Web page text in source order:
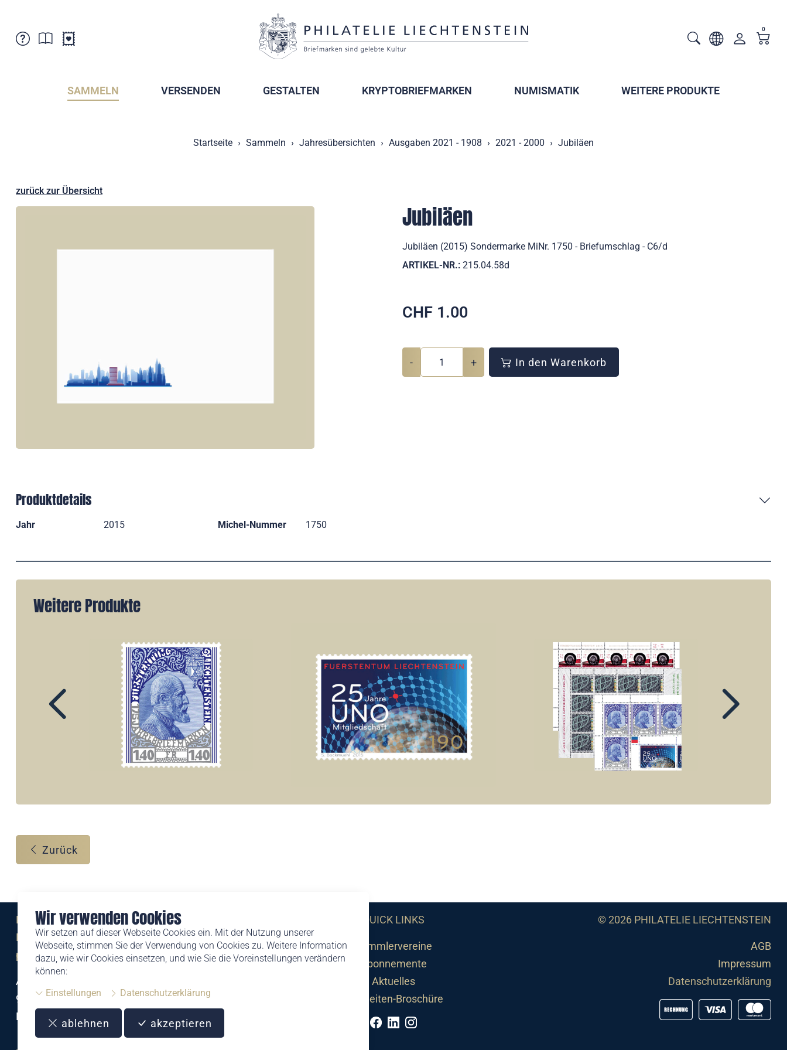
Wir verwenden Cookies
Wir setzen auf dieser Webseite Cookies ein. Mit der Nutzung unserer
Webseite, stimmen Sie der Verwendung von Cookies zu. Weitere Information
dazu, wie wir Cookies einsetzen, und wie Sie die Voreinstellungen verändern
können:
Einstellungen
Datenschutzerklärung
ablehnen akzeptieren
Verkaufsstellen
Postcrossing
Abonnemente
0
SAMMELN VERSENDEN GESTALTEN KRYPTOBRIEFMARKEN NUMISMATIK WEITERE PRODUKTE
Startseite Sammeln Jahresübersichten Ausgaben 2021 - 1908 2021 - 2000 Jubiläen
zurück zur Übersicht
Jubiläen
Jubiläen (2015) Sondermarke MiNr. 1750 - Briefumschlag - C6/d
ARTIKEL-NR.: 215.04.58d
CHF 1.00
- + In den Warenkorb
Produktdetails
Jahr 2015 Michel-Nummer 1750
Weitere Produkte
Zurück
Eine Marke der
Liechtensteinischen Post AG
post.li
Alte Zollstrasse 11
9494 Schaan
Liechtenstein
T +423 399 44 66
QUICK LINKS
Sammlervereine
Abonnemente
Aktuelles
Neuheiten-Broschüre
© 2026 PHILATELIE LIECHTENSTEIN
AGB
Impressum
Datenschutzerklärung